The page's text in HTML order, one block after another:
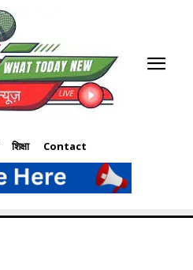
शिक्षा Contact